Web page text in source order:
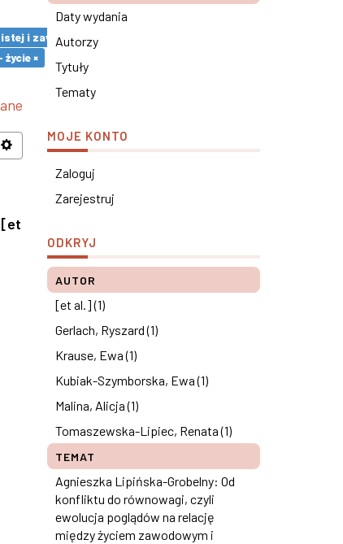
i zawodowej pracowników ×
×
[et
Daty wydania
Autorzy
Tytuły
Tematy
MOJE KONTO
Zaloguj
Zarejestruj
ODKRYJ
AUTOR
[et al.] (1)
Gerlach, Ryszard (1)
Krause, Ewa (1)
Kubiak-Szymborska, Ewa (1)
Malina, Alicja (1)
Tomaszewska-Lipiec, Renata (1)
TEMAT
Agnieszka Lipińska-Grobelny: Od
konfliktu do równowagi, czyli
ewolucja poglądów na relację
między życiem zawodowym i